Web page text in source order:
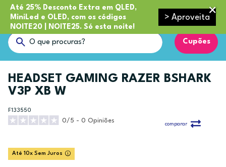
Até 25% Desconto Extra em QLED,
MiniLed e OLED, com os códigos
NOITE20 | NOITE25. Só esta noite!
> Aproveita
Cupões
HEADSET GAMING RAZER BSHARK
V3P XB W
F133550
0/5 - 0 Opiniões
comparar
Até 10x Sem Juros